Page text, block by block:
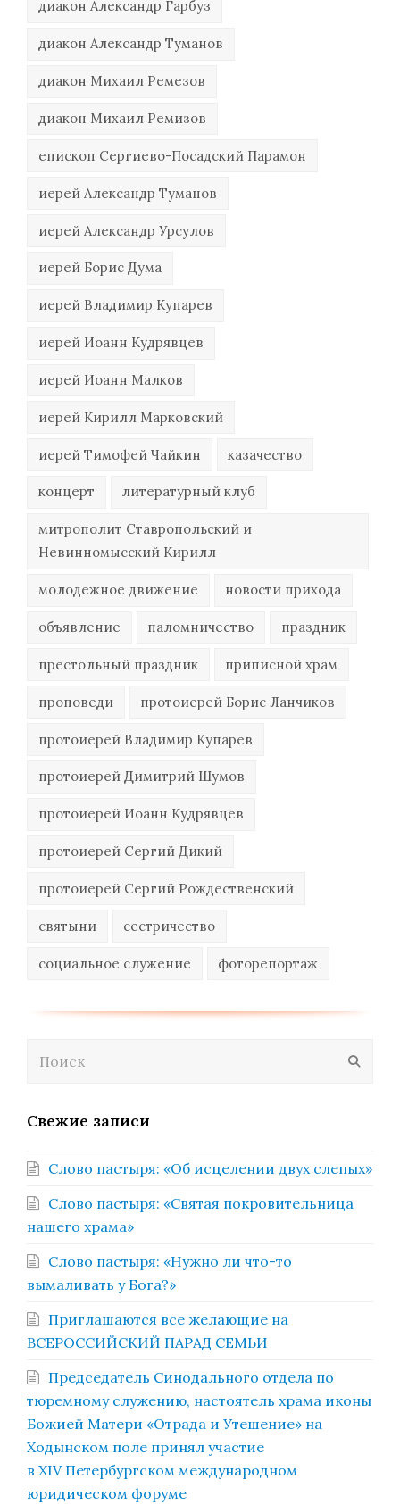
диакон Александр Гарбуз
диакон Александр Туманов
диакон Михаил Ремезов
диакон Михаил Ремизов
епископ Сергиево-Посадский Парамон
иерей Александр Туманов
иерей Александр Урсулов
иерей Борис Дума
иерей Владимир Купарев
иерей Иоанн Кудрявцев
иерей Иоанн Малков
иерей Кирилл Марковский
иерей Тимофей Чайкин казачество
концерт литературный клуб
митрополит Ставропольский и
Невинномысский Кирилл
молодежное движение новости прихода
объявление паломничество праздник
престольный праздник приписной храм
проповеди протоиерей Борис Ланчиков
протоиерей Владимир Купарев
протоиерей Димитрий Шумов
протоиерей Иоанн Кудрявцев
протоиерей Сергий Дикий
протоиерей Сергий Рождественский
святыни сестричество
социальное служение фоторепортаж
Свежие записи
Слово пастыря: «Об исцелении двух слепых»
Слово пастыря: «Святая покровительница
нашего храма»
Слово пастыря: «Нужно ли что-то
вымаливать у Бога?»
Приглашаются все желающие на
ВСЕРОССИЙСКИЙ ПАРАД СЕМЬИ
Председатель Синодального отдела по
тюремному служению, настоятель храма иконы
Божией Матери «Отрада и Утешение» на
Ходынском поле принял участие
в XIV Петербургском международном
юридическом форуме